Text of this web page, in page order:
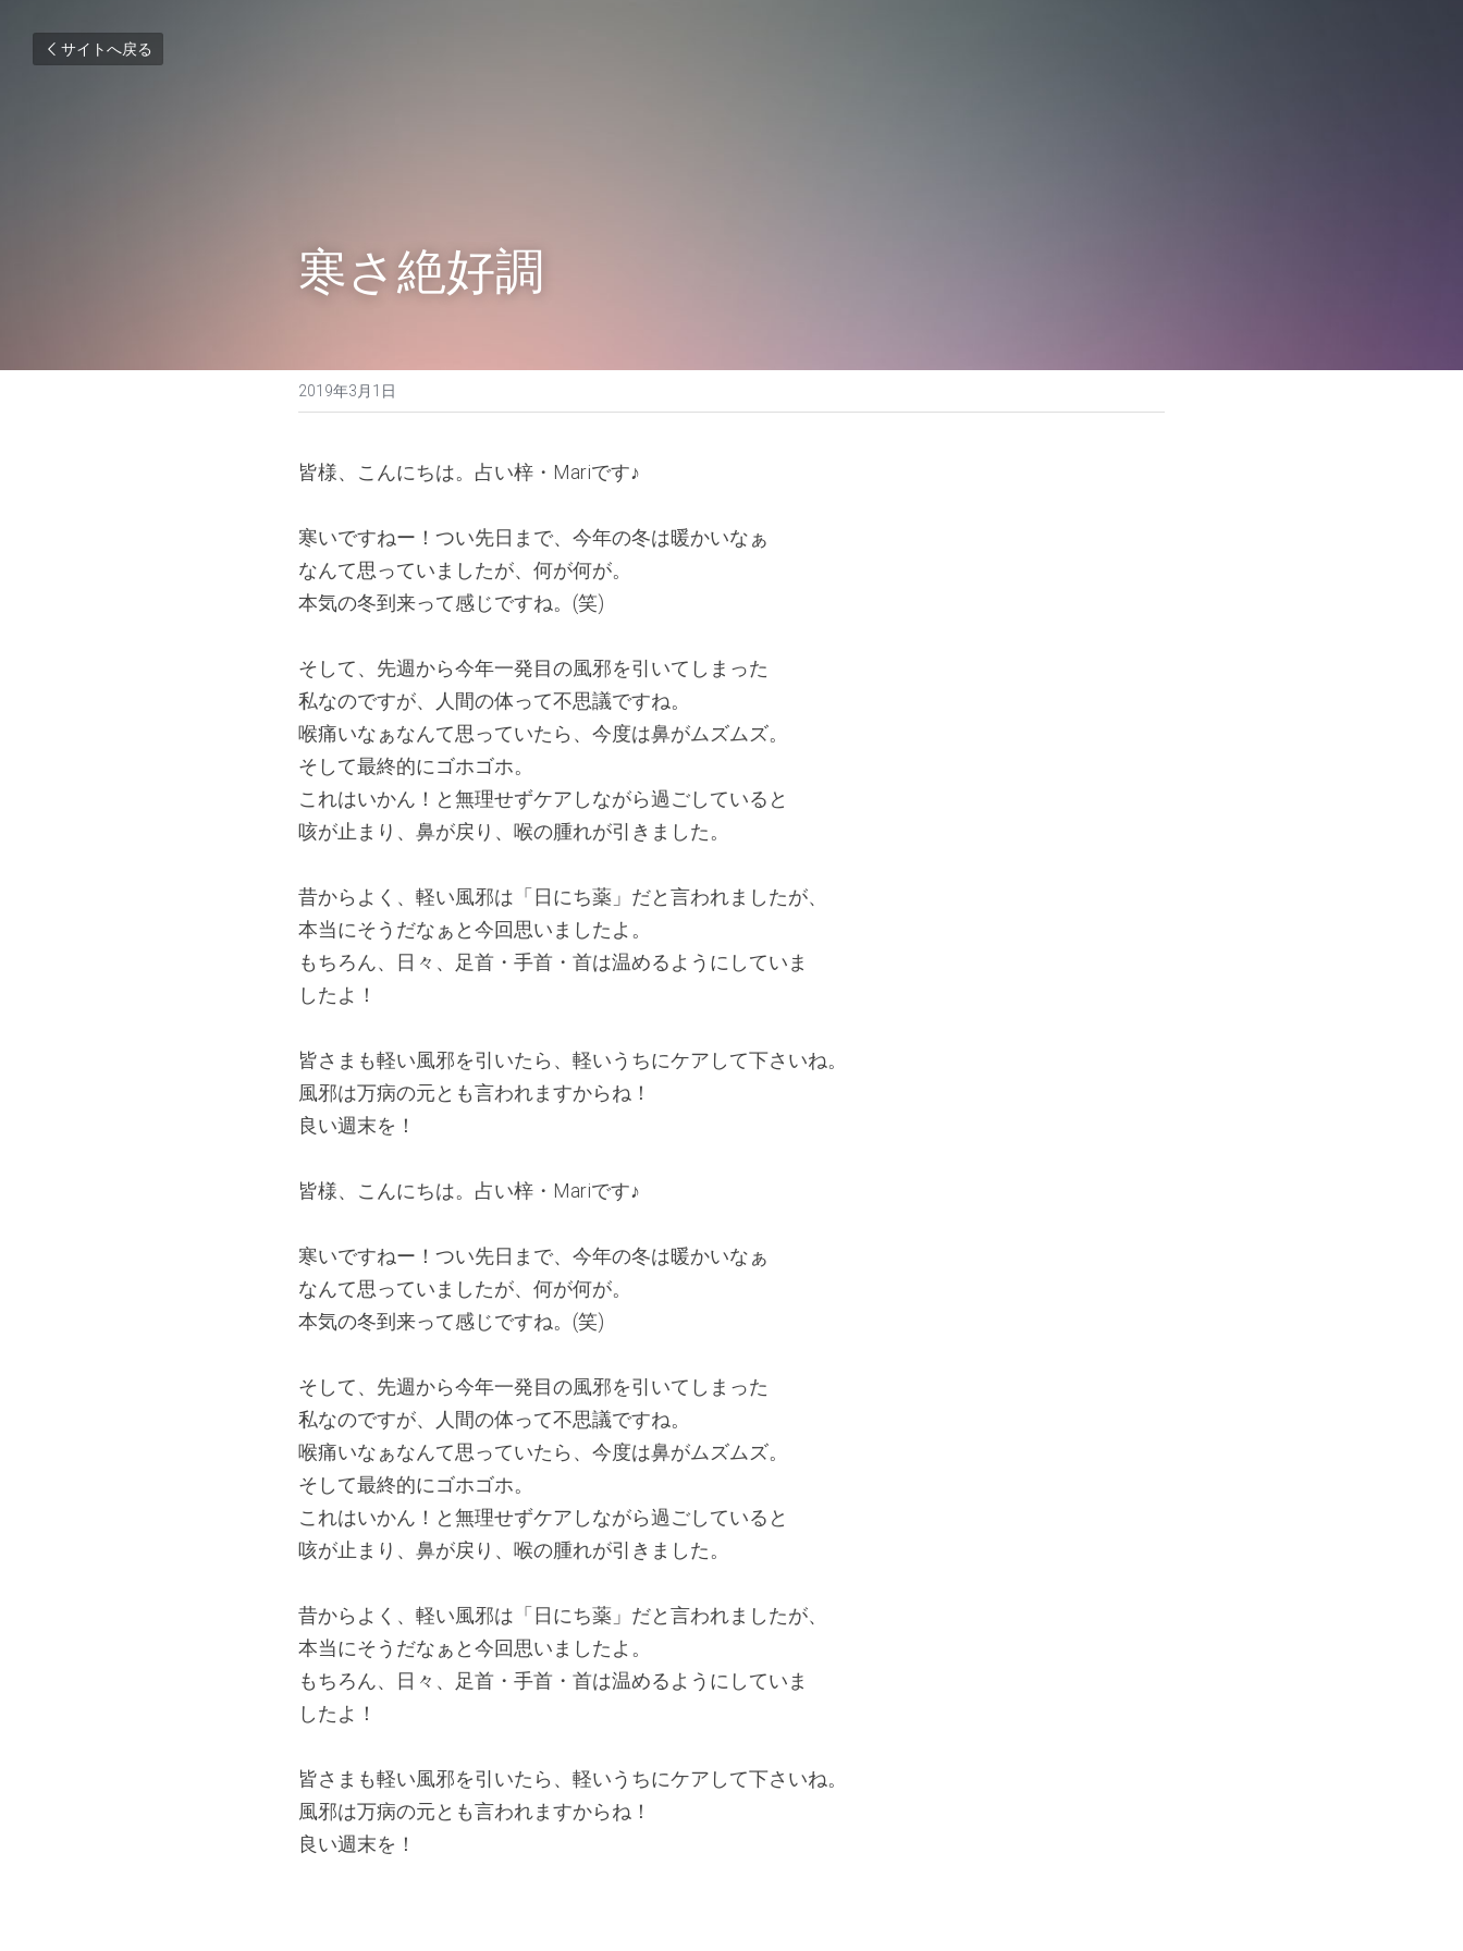
サイトへ戻る
寒さ絶好調
2019年3月1日
皆様、こんにちは。占い梓・Mariです♪
寒いですねー！つい先日まで、今年の冬は暖かいなぁ
なんて思っていましたが、何が何が。
本気の冬到来って感じですね。(笑)
そして、先週から今年一発目の風邪を引いてしまった
私なのですが、人間の体って不思議ですね。
喉痛いなぁなんて思っていたら、今度は鼻がムズムズ。
そして最終的にゴホゴホ。
これはいかん！と無理せずケアしながら過ごしていると
咳が止まり、鼻が戻り、喉の腫れが引きました。
昔からよく、軽い風邪は「日にち薬」だと言われましたが、
本当にそうだなぁと今回思いましたよ。
もちろん、日々、足首・手首・首は温めるようにしていま
したよ！
皆さまも軽い風邪を引いたら、軽いうちにケアして下さいね。
風邪は万病の元とも言われますからね！
良い週末を！
皆様、こんにちは。占い梓・Mariです♪
寒いですねー！つい先日まで、今年の冬は暖かいなぁ
なんて思っていましたが、何が何が。
本気の冬到来って感じですね。(笑)
そして、先週から今年一発目の風邪を引いてしまった
私なのですが、人間の体って不思議ですね。
喉痛いなぁなんて思っていたら、今度は鼻がムズムズ。
そして最終的にゴホゴホ。
これはいかん！と無理せずケアしながら過ごしていると
咳が止まり、鼻が戻り、喉の腫れが引きました。
昔からよく、軽い風邪は「日にち薬」だと言われましたが、
本当にそうだなぁと今回思いましたよ。
もちろん、日々、足首・手首・首は温めるようにしていま
したよ！
皆さまも軽い風邪を引いたら、軽いうちにケアして下さいね。
風邪は万病の元とも言われますからね！
良い週末を！